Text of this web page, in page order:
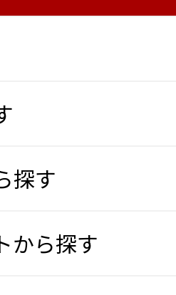
探す
から探す